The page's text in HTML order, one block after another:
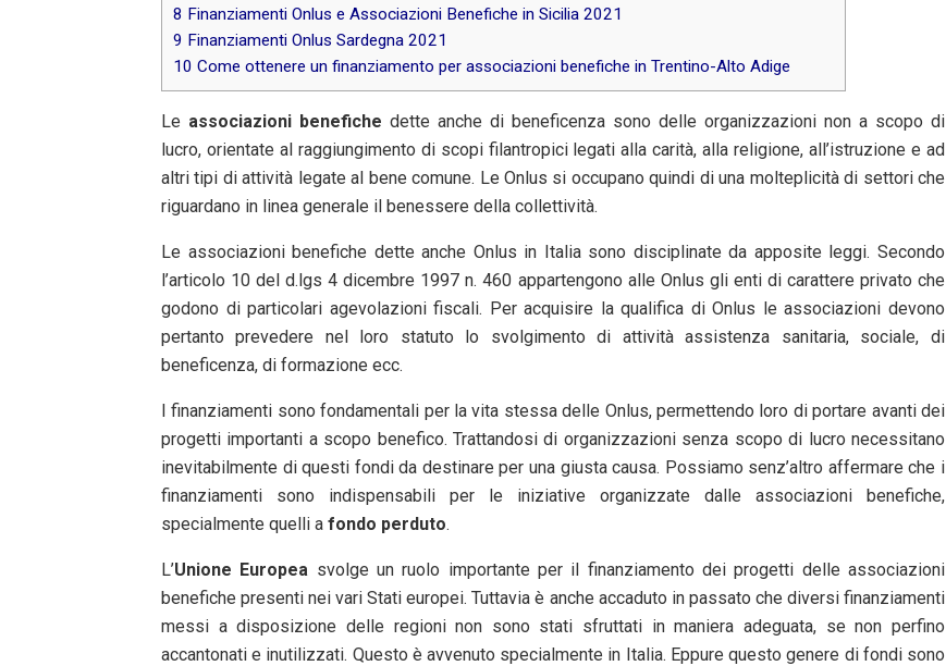
8 Finanziamenti Onlus e Associazioni Benefiche in Sicilia 2021
9 Finanziamenti Onlus Sardegna 2021
10 Come ottenere un finanziamento per associazioni benefiche in Trentino-Alto Adige
Le associazioni benefiche dette anche di beneficenza sono delle organizzazioni non a scopo di
lucro, orientate al raggiungimento di scopi filantropici legati alla carità, alla religione, all’istruzione e ad
altri tipi di attività legate al bene comune. Le Onlus si occupano quindi di una molteplicità di settori che
riguardano in linea generale il benessere della collettività.
Le associazioni benefiche dette anche Onlus in Italia sono disciplinate da apposite leggi. Secondo
l’articolo 10 del d.lgs 4 dicembre 1997 n. 460 appartengono alle Onlus gli enti di carattere privato che
godono di particolari agevolazioni fiscali. Per acquisire la qualifica di Onlus le associazioni devono
pertanto prevedere nel loro statuto lo svolgimento di attività assistenza sanitaria, sociale, di
beneficenza, di formazione ecc.
I finanziamenti sono fondamentali per la vita stessa delle Onlus, permettendo loro di portare avanti dei
progetti importanti a scopo benefico. Trattandosi di organizzazioni senza scopo di lucro necessitano
inevitabilmente di questi fondi da destinare per una giusta causa. Possiamo senz’altro affermare che i
finanziamenti sono indispensabili per le iniziative organizzate dalle associazioni benefiche,
specialmente quelli a fondo perduto.
L’Unione Europea svolge un ruolo importante per il finanziamento dei progetti delle associazioni
benefiche presenti nei vari Stati europei. Tuttavia è anche accaduto in passato che diversi finanziamenti
messi a disposizione delle regioni non sono stati sfruttati in maniera adeguata, se non perfino
accantonati e inutilizzati. Questo è avvenuto specialmente in Italia. Eppure questo genere di fondi sono